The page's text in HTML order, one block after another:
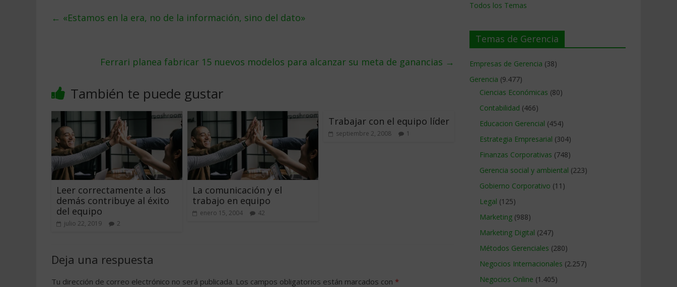
← «Estamos en la era, no de la información, sino del dato»
Ferrari planea fabricar 15 nuevos modelos para alcanzar su meta de ganancias →
También te puede gustar
Leer correctamente a los
demás contribuye al éxito
del equipo
julio 22, 2019 2
La comunicación y el
trabajo en equipo
enero 15, 2004 42
Trabajar con el equipo líder
septiembre 2, 2008 1
Deja una respuesta
Tu dirección de correo electrónico no será publicada. Los campos obligatorios están marcados con *
Todos los Temas
Temas de Gerencia
Empresas de Gerencia (38)
Gerencia (9.477)
Ciencias Económicas (80)
Contabilidad (466)
Educacion Gerencial (454)
Estrategia Empresarial (304)
Finanzas Corporativas (748)
Gerencia social y ambiental (223)
Gobierno Corporativo (11)
Legal (125)
Marketing (988)
Marketing Digital (247)
Métodos Gerenciales (280)
Negocios Internacionales (2.257)
Negocios Online (1.405)